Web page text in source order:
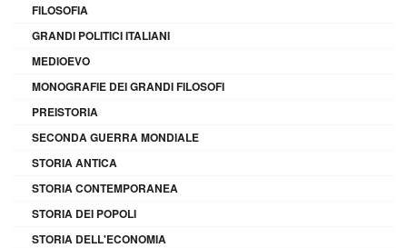
FILOSOFIA
GRANDI POLITICI ITALIANI
MEDIOEVO
MONOGRAFIE DEI GRANDI FILOSOFI
PREISTORIA
SECONDA GUERRA MONDIALE
STORIA ANTICA
STORIA CONTEMPORANEA
STORIA DEI POPOLI
STORIA DELL'ECONOMIA